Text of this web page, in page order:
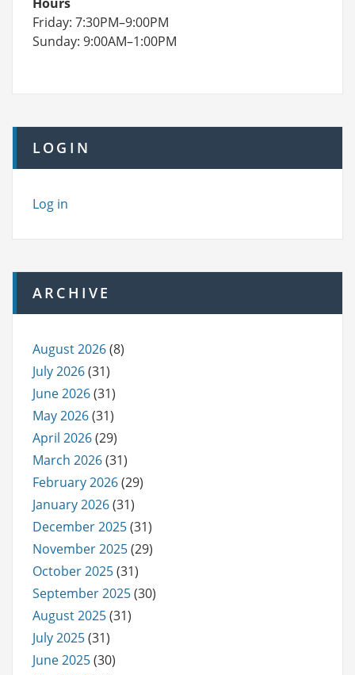
Friday: 7:30PM–9:00PM
Sunday: 9:00AM–1:00PM
LOGIN
Log in
ARCHIVE
August 2026(8)
July 2026(31)
June 2026(31)
May 2026(31)
April 2026(29)
March 2026(31)
February 2026(29)
January 2026(31)
December 2025(31)
November 2025(29)
October 2025(31)
September 2025(30)
August 2025(31)
July 2025(31)
June 2025(30)